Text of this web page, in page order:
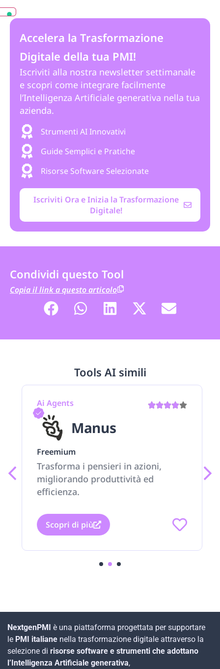
Accelera la Trasformazione
Digitale della tua PMI!
Iscriviti alla nostra newsletter settimanale
e scopri come integrare facilmente
l’Intelligenza Artificiale generativa nella tua
azienda.
Strumenti AI Innovativi
Guide Semplici e Pratiche
Risorse Software Selezionate
Iscriviti Ora e Inizia la Trasformazione
Digitale!
Condividi questo Tool
Copia il link a questo articolo
Tools AI simili
Ai Agents
Manus
Freemium
Trasforma i pensieri in azioni,
migliorando produttività ed
efficienza.
Scopri di più
NextgenPMI è una piattaforma progettata per supportare
le PMI italiane nella trasformazione digitale attraverso la
selezione di risorse software e strumenti che adottano
l’Intelligenza Artificiale generativa,